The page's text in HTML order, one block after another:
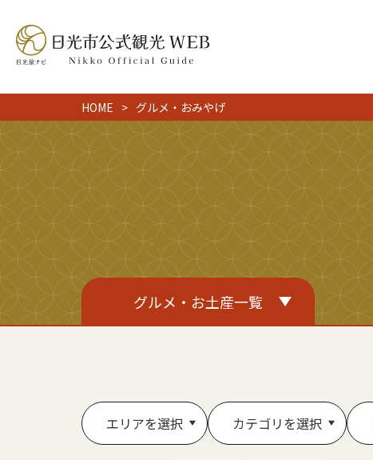
HOME グルメ・おみやげ
グルメ・お土産一覧
エリアを選択 カテゴリを選択